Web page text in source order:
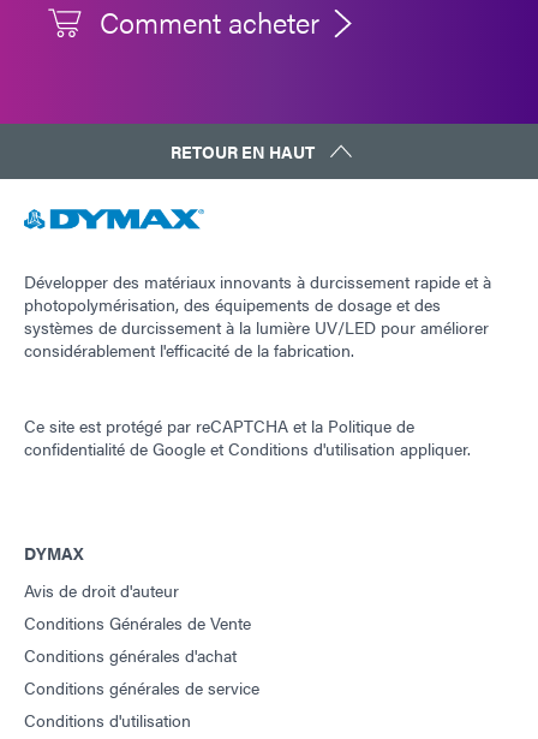
Comment acheter
RETOUR EN HAUT
Développer des matériaux innovants à durcissement rapide et à
photopolymérisation, des équipements de dosage et des
systèmes de durcissement à la lumière UV/LED pour améliorer
considérablement l'efficacité de la fabrication.
Ce site est protégé par reCAPTCHA et la Politique de
confidentialité de Google etConditions d'utilisation appliquer.
DYMAX
Avis de droit d'auteur
Conditions Générales de Vente
Conditions générales d'achat
Conditions générales de service
Conditions d'utilisation